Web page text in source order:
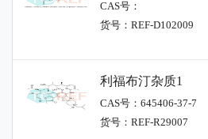
CAS号：
货号：REF-D102009
利福布汀杂质1
CAS号：645406-37-7
货号：REF-R29007